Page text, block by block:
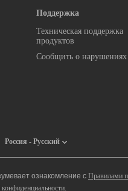
Поддержка
Техническая поддержка
продуктов
Сообщить о нарушениях
Россия - Русский
ознакомление с Правилами
.